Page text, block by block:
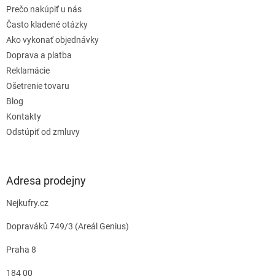
Prečo nakúpiť u nás
Často kladené otázky
Ako vykonať objednávky
Doprava a platba
Reklamácie
Ošetrenie tovaru
Blog
Kontakty
Odstúpiť od zmluvy
Adresa prodejny
Nejkufry.cz
Dopraváků 749/3 (Areál Genius)
Praha 8
184 00